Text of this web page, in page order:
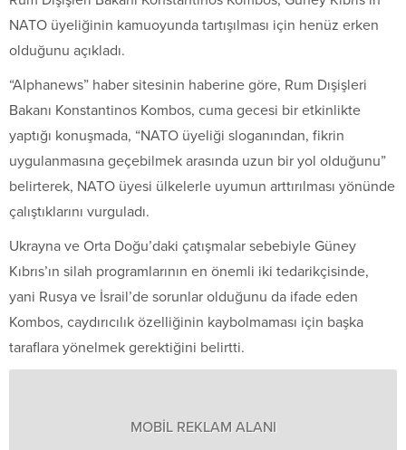
NATO üyeliğinin kamuoyunda tartışılması için henüz erken
olduğunu açıkladı.
“Alphanews” haber sitesinin haberine göre, Rum Dışişleri
Bakanı Konstantinos Kombos, cuma gecesi bir etkinlikte
yaptığı konuşmada, “NATO üyeliği sloganından, fikrin
uygulanmasına geçebilmek arasında uzun bir yol olduğunu”
belirterek, NATO üyesi ülkelerle uyumun arttırılması yönünde
çalıştıklarını vurguladı.
Ukrayna ve Orta Doğu’daki çatışmalar sebebiyle Güney
Kıbrıs’ın silah programlarının en önemli iki tedarikçisinde,
yani Rusya ve İsrail’de sorunlar olduğunu da ifade eden
Kombos, caydırıcılık özelliğinin kaybolmaması için başka
taraflara yönelmek gerektiğini belirtti.
MOBİL REKLAM ALANI